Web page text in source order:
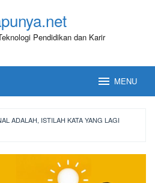
Pendidikan dan Karir
MENU
ADALAH, ISTILAH KATA YANG LAGI